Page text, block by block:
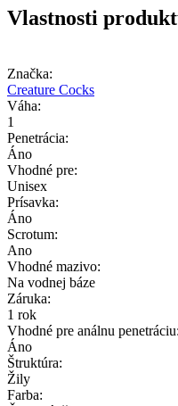
Vlastnosti
Značka:
Creature Cocks
Váha:
1
Penetrácia:
Áno
Vhodné pre:
Unisex
Prísavka:
Áno
Scrotum:
Ano
Vhodné mazivo:
Na vodnej báze
Záruka:
1 rok
Vhodné pre análnu penetráciu:
Áno
Štruktúra:
Žily
Farba: